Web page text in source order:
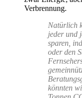
Verbrennung.
Natürlich
jeder und
sparen,
oder den
könnten